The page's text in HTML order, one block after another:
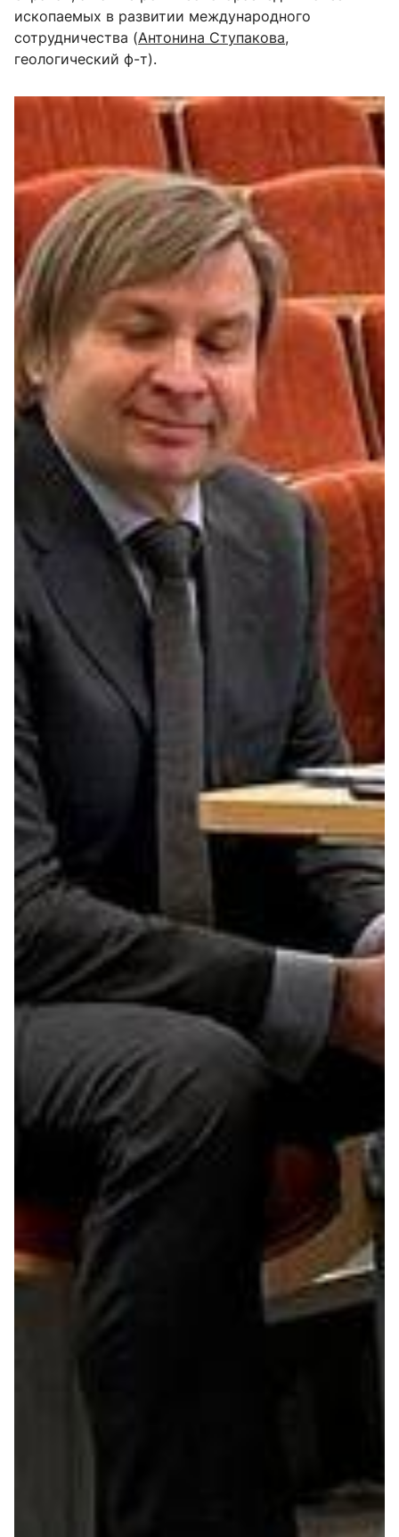
ископаемых в развитии международного
сотрудничества (Антонина Ступакова,
геологический ф-т).